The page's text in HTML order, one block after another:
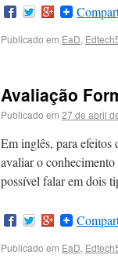
Publicado em EaD,
Avaliação
Publicado em 27 de abril
Em inglês, para efeitos
avaliar o
possível falar em dois
Publicado em EaD,